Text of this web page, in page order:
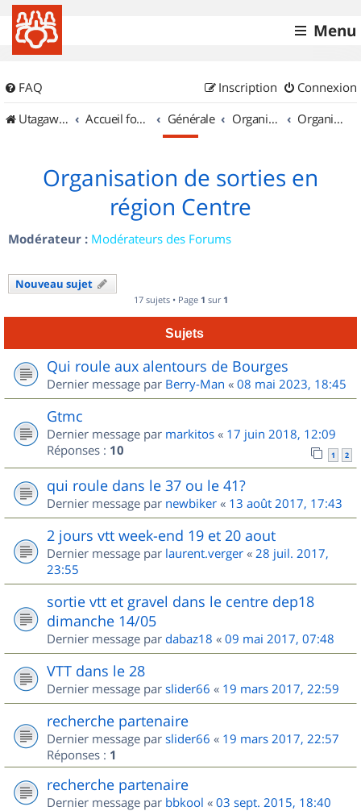
Menu
FAQ Connexion
Inscription
UtagawaVTT (Randos VTT et VTTAE avec traces GPS)
Accueil forum Générale Organisation de sorties & Recherche de partenaires Organisation de sorties en région Centre
Organisation de sorties en
région Centre
Modérateur : Modérateurs des Forums
Nouveau sujet
17 sujets • Page 1 sur 1
Sujets
Qui roule aux alentours de Bourges
Dernier message par Berry-Man « 08 mai 2023, 18:45
Gtmc
Dernier message par markitos « 17 juin 2018, 12:09
Réponses : 10 1 2
qui roule dans le 37 ou le 41?
Dernier message par newbiker « 13 août 2017, 17:43
2 jours vtt week-end 19 et 20 aout
Dernier message par laurent.verger « 28 juil. 2017,
23:55
sortie vtt et gravel dans le centre dep18
dimanche 14/05
Dernier message par dabaz18 « 09 mai 2017, 07:48
VTT dans le 28
Dernier message par slider66 « 19 mars 2017, 22:59
recherche partenaire
Dernier message par slider66 « 19 mars 2017, 22:57
Réponses : 1
recherche partenaire
Dernier message par bbkool « 03 sept. 2015, 18:40